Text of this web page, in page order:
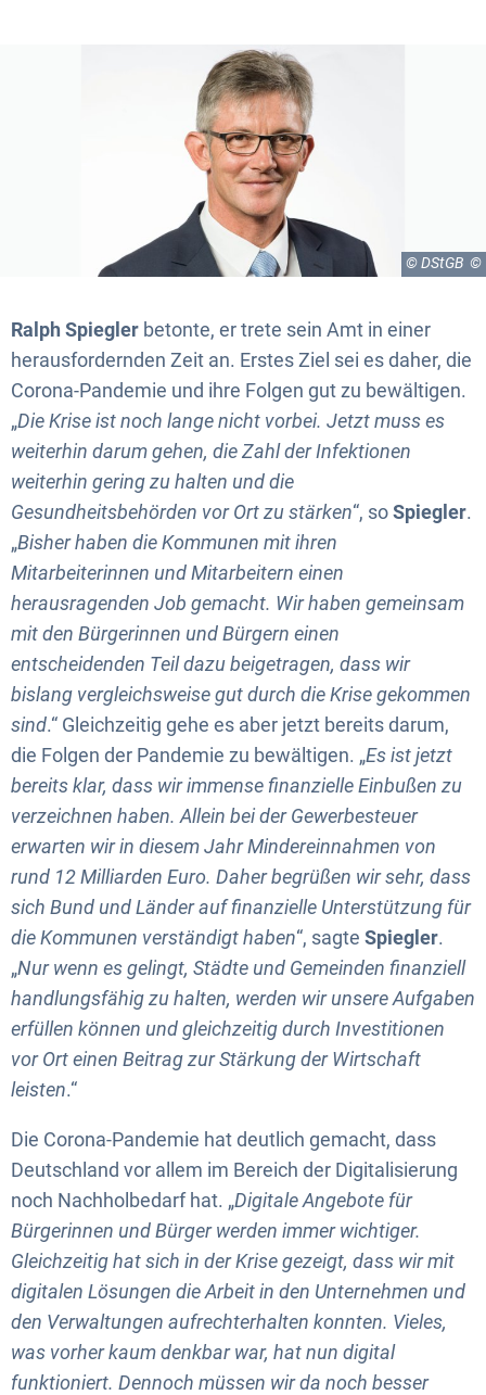
© DStGB
Ralph Spiegler betonte, er trete sein Amt in einer
herausfordernden Zeit an. Erstes Ziel sei es daher, die
Corona-Pandemie und ihre Folgen gut zu bewältigen.
„Die Krise ist noch lange nicht vorbei. Jetzt muss es
weiterhin darum gehen, die Zahl der Infektionen
weiterhin gering zu halten und die
Gesundheitsbehörden vor Ort zu stärken“, soSpiegler.
„Bisher haben die Kommunen mit ihren
Mitarbeiterinnen und Mitarbeitern einen
herausragenden Job gemacht. Wir haben gemeinsam
mit den Bürgerinnen und Bürgern einen
entscheidenden Teil dazu beigetragen, dass wir
bislang vergleichsweise gut durch die Krise gekommen
sind.“ Gleichzeitig gehe es aber jetzt bereits darum,
die Folgen der Pandemie zu bewältigen. „Es ist jetzt
bereits klar, dass wir immense finanzielle Einbußen zu
verzeichnen haben. Allein bei der Gewerbesteuer
erwarten wir in diesem Jahr Mindereinnahmen von
rund 12 Milliarden Euro. Daher begrüßen wir sehr, dass
sich Bund und Länder auf finanzielle Unterstützung für
die Kommunen verständigt haben“, sagte Spiegler.
„Nur wenn es gelingt, Städte und Gemeinden finanziell
handlungsfähig zu halten, werden wir unsere Aufgaben
erfüllen können und gleichzeitig durch Investitionen
vor Ort einen Beitrag zur Stärkung der Wirtschaft
leisten.“
Die Corona-Pandemie hat deutlich gemacht, dass
Deutschland vor allem im Bereich der Digitalisierung
noch Nachholbedarf hat. „Digitale Angebote für
Bürgerinnen und Bürger werden immer wichtiger.
Gleichzeitig hat sich in der Krise gezeigt, dass wir mit
digitalen Lösungen die Arbeit in den Unternehmen und
den Verwaltungen aufrechterhalten konnten. Vieles,
was vorher kaum denkbar war, hat nun digital
funktioniert. Dennoch müssen wir da noch besser